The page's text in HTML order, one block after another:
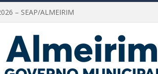
– SEAP/ALMEIRIM